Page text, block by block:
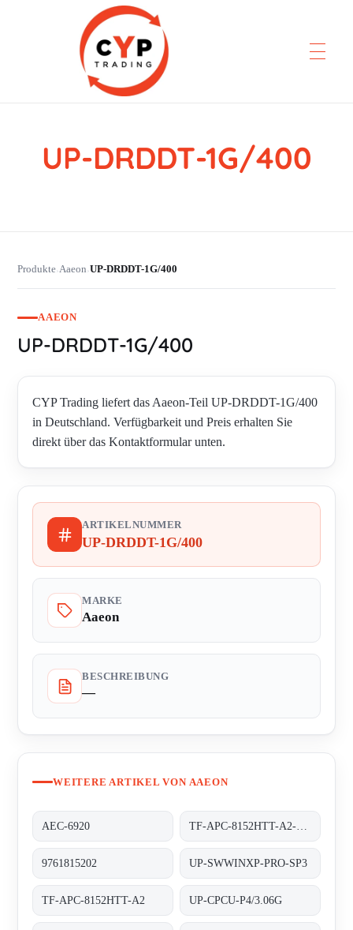
CYP Trading
Professionelle Ersatzteilbeschaffung
UP-DRDDT-1G/400
Produkte›Aaeon›UP-DRDDT-1G/400
AAEON
UP-DRDDT-1G/400
CYP Trading liefert das Aaeon-Teil UP-DRDDT-1G/400
in Deutschland. Verfügbarkeit und Preis erhalten Sie
direkt über das Kontaktformular unten.
ARTIKELNUMMER
UP-DRDDT-1G/400
MARKE
Aaeon
BESCHREIBUNG
—
WEITERE ARTIKEL VON AAEON
AEC-6920
9761815202 UP-SWWINXP-PRO-SP3
TF-APC-8152HTT-A2 UP-CPCU-P4/3.06G